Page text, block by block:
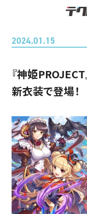
2024.01.15
『神姫PROJECT
新衣装で登場！